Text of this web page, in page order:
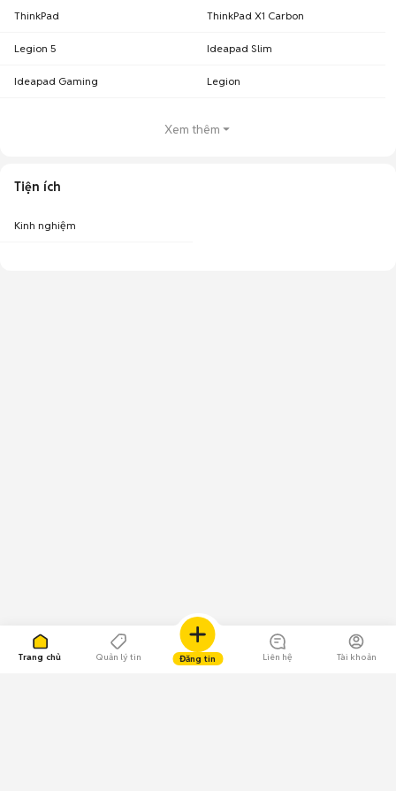
Trang chủ Quản lý tin Đăng tin Liên hệ Tài khoản
ThinkPad ThinkPad X1 Carbon
Legion 5 Ideapad Slim
Ideapad Gaming Legion
Xem thêm
Tiện ích
Kinh nghiệm